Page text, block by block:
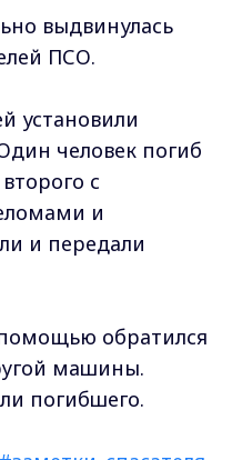
выдвинулась
ПСО.
установили
человек погиб
с
и
и передали
обратился
машины.
погибшего.